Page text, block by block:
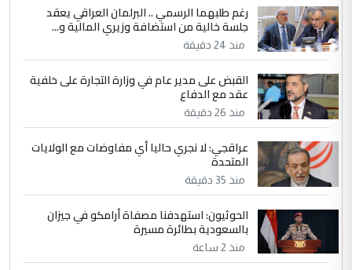
إكمال دراستي داخل ...
الموضوع :
السعودية توافق على الاستمرار في
إعطاء 100 منحة دراسية للطلبة العراقيين في
جامعاتها سنويا
عبد الأمير جاسم هليل
التعليق : نحن اباء الطلاب الأوائل على العراق
نتشرف بلقاء السيد احمد الصافي في العتبات
الحسنية لزرع ...
مكتب السيد احمد الصافي : لا يوجود
لدينا اي حساب على الفيس بوك وتويتر
رغم طلبهما الرسمي .. البرلمان العراقي يعقد
جلسة خالية من استضافة وزيري المالية و...
منذ 24 دقيقة
القبض على مدير عام في وزارة التجارة على خلفية
عقد مع الدفاع
منذ 26 دقيقة
عراقجي: لا نجري حاليا أي مفاوضات مع الولايات
المتحدة
منذ 35 دقيقة
الحوثيون: استهدفنا مصفاة أرامكو في جيزان
بالسعودية بطائرة مسيرة
منذ 2 ساعة